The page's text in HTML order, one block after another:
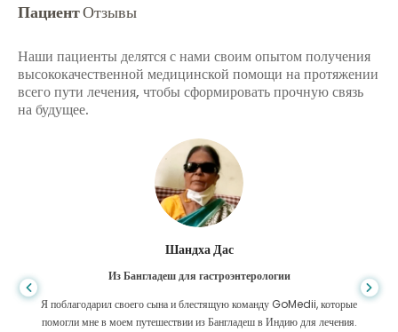
ПациентОтзывы
Наши пациенты делятся с нами своим опытом получения
высококачественной медицинской помощи на протяжении
всего пути лечения, чтобы сформировать прочную связь
на будущее.
Шандха Дас
Из Бангладеш для гастроэнтерологии
Я поблагодарил своего сына и блестящую команду GoMedii, которые
помогли мне в моем путешествии из Бангладеш в Индию для лечения.